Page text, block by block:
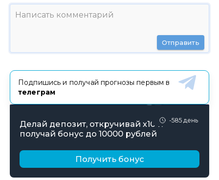
Отправить
Подпишись и получай прогнозы первым в
телеграм
-585 день
Делай депозит, откручивай х10 и
получай бонус до 10000 рублей
Получить бонус